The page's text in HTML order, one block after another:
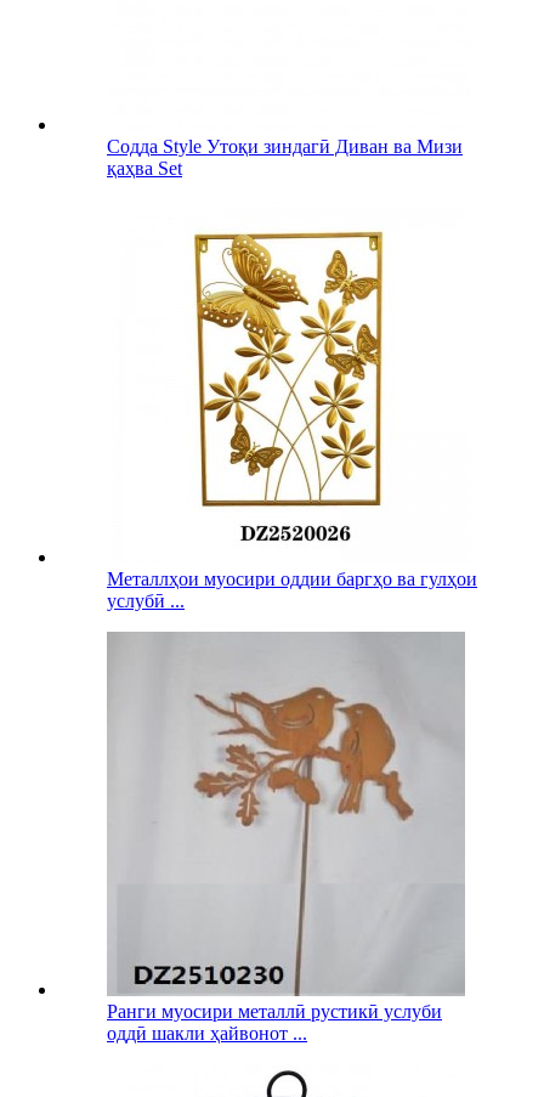
Содда Style Утоқи зиндагӣ Диван ва Мизи
қаҳва Set
Металлҳои муосири оддии баргҳо ва гулҳои
услубӣ ...
Ранги муосири металлӣ рустикӣ услуби
оддӣ шакли ҳайвонот ...